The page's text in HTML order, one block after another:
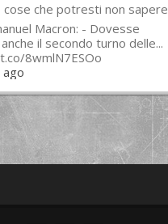
cose che potresti non sapere
Macron: - Dovesse
il secondo turno delle...
8wmlN7ESOo